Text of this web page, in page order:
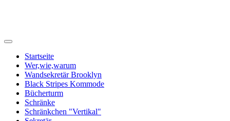
Startseite
Wer,wie,warum
Wandsekretär Brooklyn
Black Stripes Kommode
Bücherturm
Schränke
Schränkchen "Vertikal"